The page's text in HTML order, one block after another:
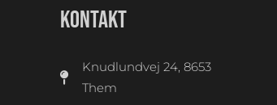
KONTAKT
Knudlundvej 24, 8653
Them